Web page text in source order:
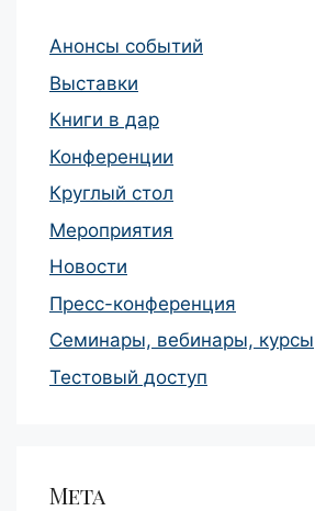
Анонсы событий
Выставки
Книги в дар
Конференции
Круглый стол
Мероприятия
Новости
Пресс-конференция
Семинары, вебинары, курсы
Тестовый доступ
Мета